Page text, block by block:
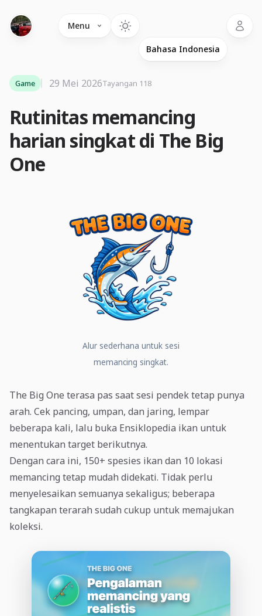
Menu
Rutinitas memancing
harian singkat di The Big
One
Game 29 Mei 2026Tayangan 118
Alur sederhana untuk sesi
memancing singkat.
The Big One terasa pas saat sesi pendek tetap punya
arah. Cek pancing, umpan, dan jaring, lempar
beberapa kali, lalu buka Ensiklopedia ikan untuk
menentukan target berikutnya.
Dengan cara ini, 150+ spesies ikan dan 10 lokasi
memancing tetap mudah didekati. Tidak perlu
menyelesaikan semuanya sekaligus; beberapa
tangkapan terarah sudah cukup untuk memajukan
koleksi.